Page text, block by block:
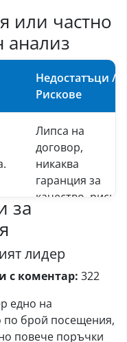
или частно
анализ
Недостатъци /
Рискове
Липса на
договор,
никаква
гаранция за
качество, риск
отсъствие.
Висока
минимална
цена за
за
лидер
с коментар: 322
едно на
по брой посещения,
повече поръчки